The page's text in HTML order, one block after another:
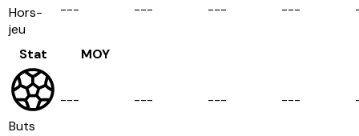
Hors-
jeu
--- --- --- ---
Stat MOY
Buts
--- --- --- ---